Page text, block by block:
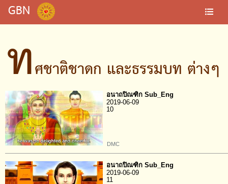
GBN
ทศชาติชาดก และธรรมบท ต่างๆ
อนาถปิณฑิก Sub_Eng
2019-06-09
10
DMC
อนาถปิณฑิก Sub_Eng
2019-06-09
11